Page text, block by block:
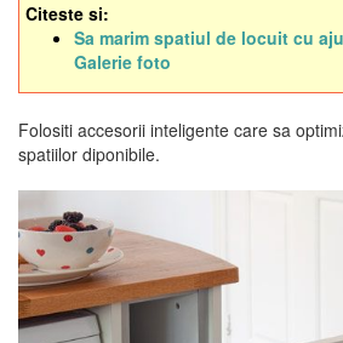
Citeste si:
Sa marim spatiul de locuit cu
Galerie foto
Folositi accesorii inteligente care sa
spatiilor diponibile.